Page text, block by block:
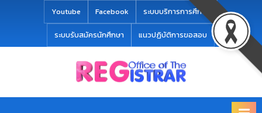
Youtube Facebook ระบบบริการการศึกษา
ระบบรับสมัครนักศึกษา แนวปฏิบัติการขอสอบ
นั
the
modal-check